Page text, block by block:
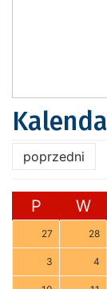
poprzedni
P W
27 28
3 4